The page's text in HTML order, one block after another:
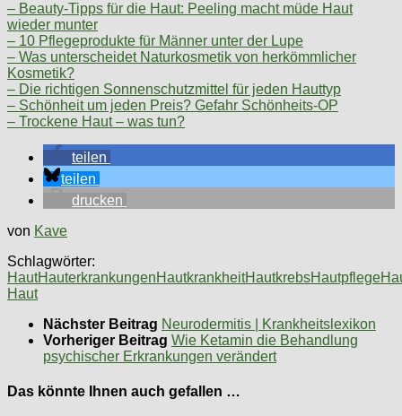
– Beauty-Tipps für die Haut: Peeling macht müde Haut
wieder munter
– 10 Pflegeprodukte für Männer unter der Lupe
– Was unterscheidet Naturkosmetik von herkömmlicher
Kosmetik?
– Die richtigen Sonnenschutzmittel für jeden Hauttyp
– Schönheit um jeden Preis? Gefahr Schönheits-OP
– Trockene Haut – was tun?
teilen
teilen
drucken
von Kave
Schlagwörter:
HautHauterkrankungenHautkrankheitHautkrebsHautpflege
Haut
Nächster Beitrag Neurodermitis | Krankheitslexikon
Vorheriger Beitrag Wie Ketamin die Behandlung
psychischer Erkrankungen verändert
Das könnte Ihnen auch gefallen …